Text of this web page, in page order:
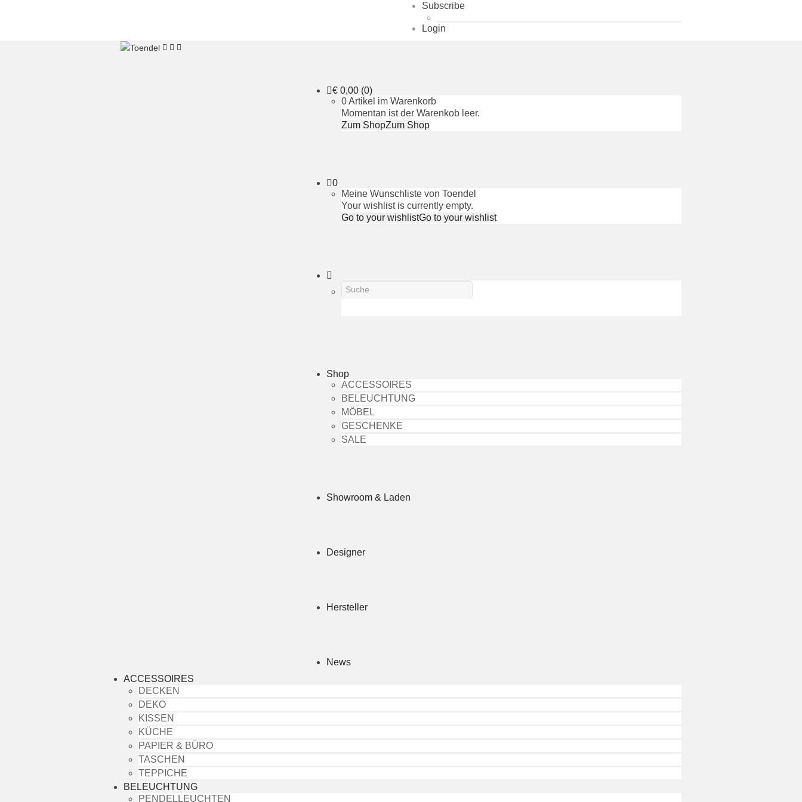
Subscribe
Login
€ 0,00 (0)
0 Artikel im Warenkorb
Momentan ist der Warenkob leer.
Zum ShopZum Shop
0
Meine Wunschliste von Toendel
Your wishlist is currently empty.
Go to your wishlistGo to your wishlist
Shop
ACCESSOIRES
BELEUCHTUNG
MÖBEL
GESCHENKE
SALE
Showroom & Laden
Designer
Hersteller
News
ACCESSOIRES
DECKEN
DEKO
KISSEN
KÜCHE
PAPIER & BÜRO
TASCHEN
TEPPICHE
BELEUCHTUNG
PENDELLEUCHTEN